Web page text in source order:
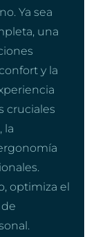
Ya sea
una
y la
cruciales
la
optimiza el